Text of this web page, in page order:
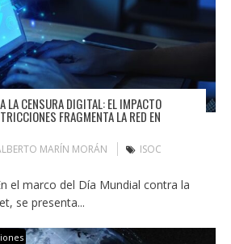
LA CENSURA DIGITAL: EL IMPACTO
FRAGMENTA LA RED EN
MARÍN MORÁN
ISOC
el marco del Día Mundial contra la
se presenta...